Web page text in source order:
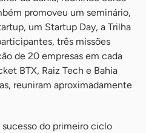
promoveu um seminário,
um Startup Day, a Trilha
três missões
de 20 empresas em cada
BTX, Raiz Tech e Bahia
reuniram aproximadamente
do primeiro ciclo